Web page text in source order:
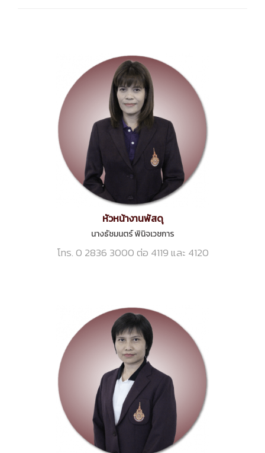
หัวหน้างานพัสดุ
นางธัชมนตร์ พินิจเวชการ
โทร. 0 2836 3000 ต่อ 4119 และ 4120